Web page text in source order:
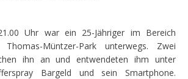
Uhr war ein 25-Jähriger im Bereich
Müntzer-Park unterwegs. Zwei
ihn an und entwendeten ihm unter
Bargeld und sein Smartphone.